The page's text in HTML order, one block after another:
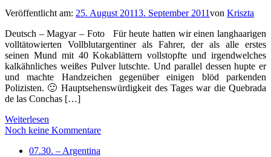
Veröffentlicht am: 25. August 20113. September 2011von Kriszta
Deutsch – Magyar – Foto Für heute hatten wir einen langhaarigen
volltätowierten Vollblutargentiner als Fahrer, der als alle erstes
seinen Mund mit 40 Kokablättern vollstopfte und irgendwelches
kalkähnliches weißes Pulver lutschte. Und parallel dessen hupte er
und machte Handzeichen gegenüber einigen blöd parkenden
Polizisten. 🙂 Hauptsehenswürdigkeit des Tages war die Quebrada
de las Conchas […]
Weiterlesen
Noch keine Kommentare
07.30. – Argentina